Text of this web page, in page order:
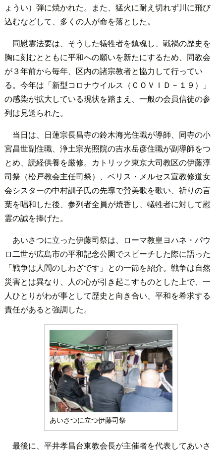
ょうい）弾に焼かれた。また、猛火に耐え切れず川に飛び
込むなどして、多くの人が命を落とした。
同慰霊法要は、そうした犠牲者を鎮魂し、戦禍の歴史を
胸に刻むとともに平和への願いを新たにするため、同教会
が３年前から毎年、区内の諸宗教者と協力して行ってい
る。今年は「新型コロナウイルス（ＣＯＶＩＤ－１９）」
の感染が拡大している現状を踏まえ、一般の会員信徒の参
列は見送られた。
当日は、日蓮宗長昌寺の鈴木海光住職が導師、同寺の小
宮昌世副住職、浄土宗光照院の吉水岳彦住職が副導師をつ
とめ、読経供養を厳修。カトリック東京大司教区の伊藤淳
司祭（松戸教会主任司祭）、ベリス・メルセス宣教修道女
会シスターの中村訓子氏の先導で賛美歌を歌い、祈りの言
葉を唱和した後、参列者全員が焼香し、犠牲者に対して慰
霊の誠を捧げた。
あいさつに立った伊藤司祭は、ローマ教皇ヨハネ・パウ
ロ二世が広島市の平和記念公園でスピーチした際に語った
「戦争は人間のしわざです」との一節を紹介。戦争は自然
災害とは異なり、人の心が引き起こすものとした上で、一
人ひとりがわが事として歴史と向き合い、平和を希求する
責任があると強調した。
あいさつに立つ伊藤司祭
最後に、平井孝昌台東教会長が主催者を代表してあいさ